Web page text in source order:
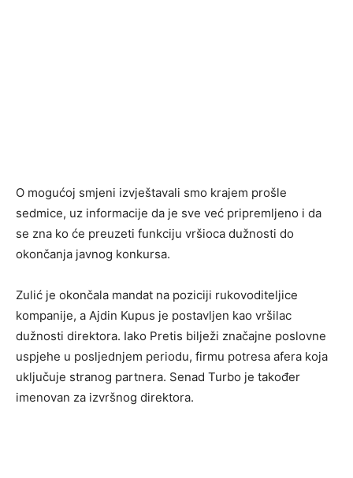
O mogućoj smjeni izvještavali smo krajem prošle
sedmice, uz informacije da je sve već pripremljeno i da
se zna ko će preuzeti funkciju vršioca dužnosti do
okončanja javnog konkursa.
Zulić je okončala mandat na poziciji rukovoditeljice
kompanije, a Ajdin Kupus je postavljen kao vršilac
dužnosti direktora. Iako Pretis bilježi značajne poslovne
uspjehe u posljednjem periodu, firmu potresa afera koja
uključuje stranog partnera. Senad Turbo je također
imenovan za izvršnog direktora.